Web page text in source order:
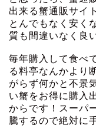
出来る蟹通販サイ
とんでもなく安く
質も間違いなく良
毎年購入して食べ
る料亭なんかより
がらず何かと不景
い蟹をお得に購入
からです！スーパ
騰するので絶対に